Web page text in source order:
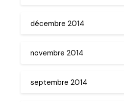
décembre 2014
novembre 2014
septembre 2014